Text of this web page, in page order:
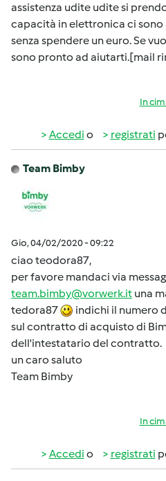
assistenza udite udite si
capacità in elettronica ci sono
senza spendere un euro. Se
sono pronto ad aiutarti.[mail
In
Accedi o registrati
Team Bimby
Gio, 04/02/2020 - 09:22
ciao teodora87,
per favore mandaci via
team.bimby@vorwerk.it una
tedora87
indichi il numero
sul contratto di acquisto di
dell'intestatario del contratto.
un caro saluto
Team Bimby
In
Accedi o registrati